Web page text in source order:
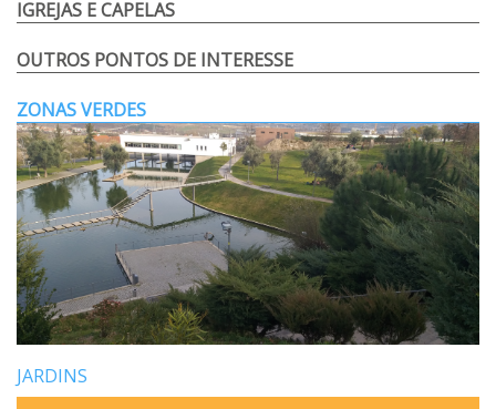
IGREJAS E CAPELAS
OUTROS PONTOS DE INTERESSE
ZONAS VERDES
JARDINS